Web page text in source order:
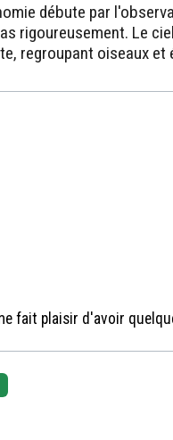
débute par
rigoureusement. Le
regroupant oiseaux et
fait plaisir d'avoir